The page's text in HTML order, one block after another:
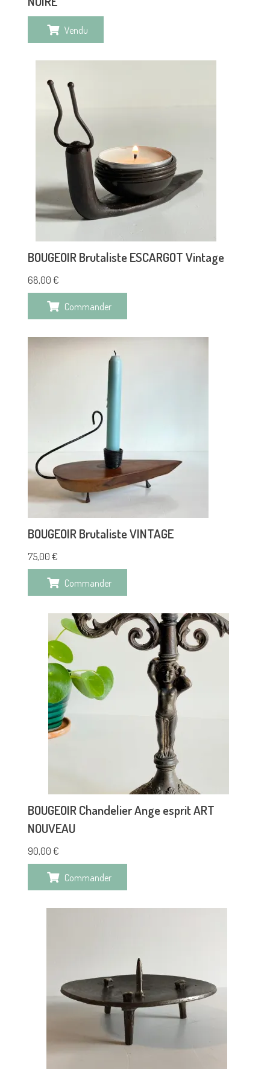
Vendu
BOUGEOIR Brutaliste ESCARGOT Vintage
68,00 €
Commander
BOUGEOIR Brutaliste VINTAGE
75,00 €
Commander
BOUGEOIR Chandelier Ange esprit ART
NOUVEAU
90,00 €
Commander